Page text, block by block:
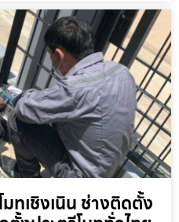
มทเชิงเนิน ช่างติดตั้ง